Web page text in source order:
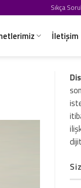
Sıkça
İletişim